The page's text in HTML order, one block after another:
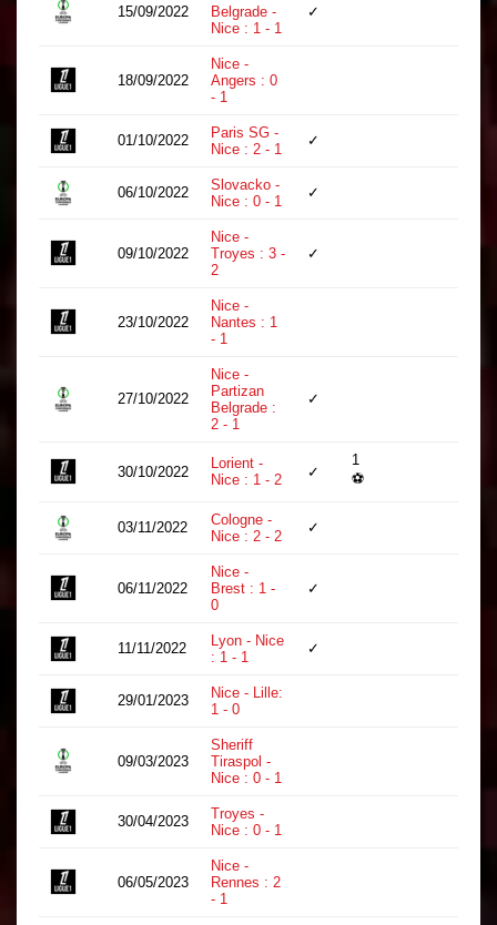
15/09/2022
Belgrade -
Nice : 1 - 1
✓
18/09/2022
Nice -
Angers : 0
- 1
01/10/2022
Paris SG -
Nice : 2 - 1
✓
06/10/2022
Slovacko -
Nice : 0 - 1
✓
09/10/2022
Nice -
Troyes : 3 -
2
✓
23/10/2022
Nice -
Nantes : 1
- 1
27/10/2022
Nice -
Partizan
Belgrade :
2 - 1
✓
30/10/2022
Lorient -
Nice : 1 - 2
✓
1
⚽
03/11/2022
Cologne -
Nice : 2 - 2
✓
06/11/2022
Nice -
Brest : 1 -
0
✓
11/11/2022
Lyon - Nice
: 1 - 1
✓
29/01/2023
Nice - Lille:
1 - 0
09/03/2023
Sheriff
Tiraspol -
Nice : 0 - 1
30/04/2023
Troyes -
Nice : 0 - 1
06/05/2023
Nice -
Rennes : 2
- 1